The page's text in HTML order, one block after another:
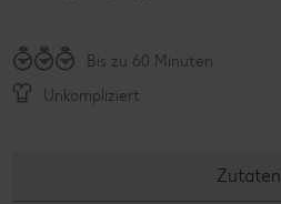
Bis zu 60 Minuten
Unkompliziert
Zutaten